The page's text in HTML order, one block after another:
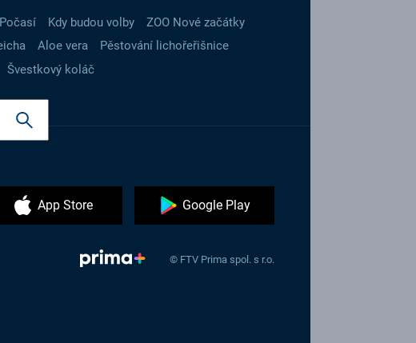
Počasí Kdy budou volby
ZOO Nové začátky
Aloe vera
Pěstování lichořeřišnice
Švestkový koláč
App Store Google Play
© FTV Prima spol. s r.o.